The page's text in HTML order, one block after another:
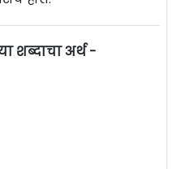
शब्दाचा अर्थ -